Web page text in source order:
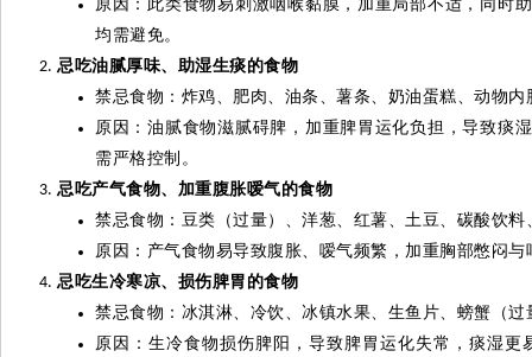
原因：此类食物易刺激咽喉黏膜，加重局部不适，同时
均需避免。
忌吃油腻厚味、助湿生痰的食物
禁忌食物：炸鸡、肥肉、油条、薯条、奶油蛋糕、动物内
原因：油腻食物滋腻碍脾，加重脾胃运化负担，导致痰
需严格控制。
忌吃产气食物、加重腹胀嗳气的食物
禁忌食物：豆类（过量）、洋葱、红薯、土豆、碳酸饮料
原因：产气食物易导致腹胀、嗳气频繁，加重胸部憋闷
忌吃生冷寒凉、损伤脾胃的食物
禁忌食物：冰淇淋、冷饮、冰镇水果、生鱼片、螃蟹（过
原因：生冷食物损伤脾阳，导致脾胃运化失常，痰湿